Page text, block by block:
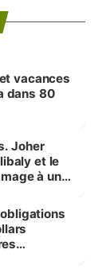
vacances
dans 80
Joher
et le
à un
obligations